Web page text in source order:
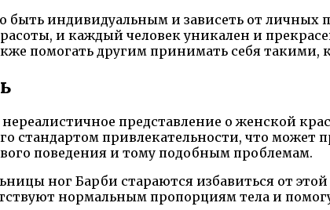
индивидуальным и зависеть от личных
и каждый человек уникален и
помогать другим принимать себя такими,
представление о женской
стандартом привлекательности, что
поведения и тому подобным проблемам.
ног Барби стараются избавиться от
нормальным пропорциям тела и